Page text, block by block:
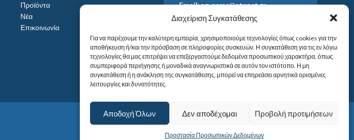
Διαχείριση Συγκατάθεσης
Για να παρέχουμε την καλύτερη εμπειρία, χρησιμοποιούμε τεχνολογίες όπως cookies για την
αποθήκευση ή/και την πρόσβαση σε πληροφορίες συσκευών. Η συγκατάθεση για τις εν λόγω
τεχνολογίες θα μας επιτρέψει να επεξεργαστούμε δεδομένα προσωπικού χαρακτήρα, όπως
συμπεριφορά περιήγησης ή μοναδικά αναγνωριστικά σε αυτόν τον ιστότοπο. Η μη
συγκατάθεση ή η ανάκληση της συγκατάθεσης, μπορεί να επηρεάσει αρνητικά ορισμένες
λειτουργίες και δυνατότητες.
Αποδοχή Όλων Δεν αποδέχομαι Προβολή προτιμήσεων
Προστασία Προσωπικών Δεδομένων
Προϊόντα
Νέα
Επικοινωνία
Email:ag_paras@otenet.gr
Email:info@im-agparaskevis.gr
Από ανατολή έως και δύση του ηλίου.